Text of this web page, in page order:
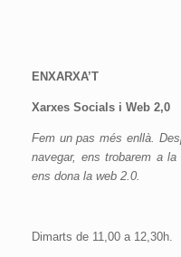
ENXARXA’T
Xarxes Socials i Web 2,0
Fem un pas més enllà.
navegar, ens trobarem a
ens dona la web 2.0.
Dimarts de 11,00 a 12,30h.